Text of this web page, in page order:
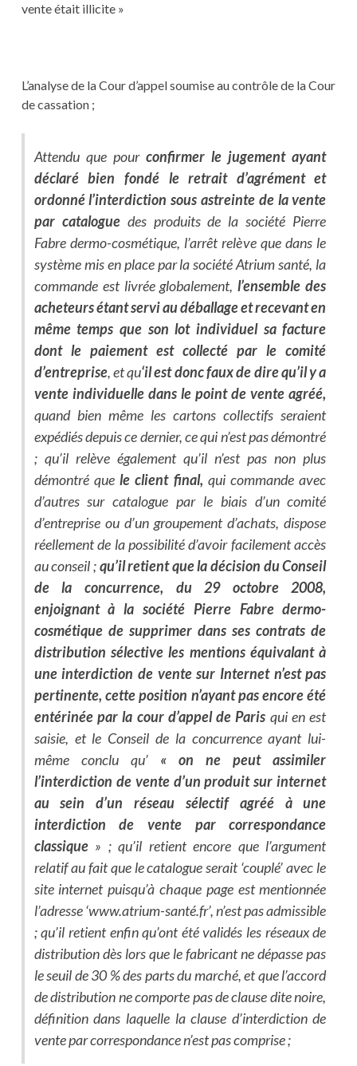
vente était illicite »
L’analyse de la Cour d’appel soumise au contrôle de la Cour
de cassation ;
Attendu que pour confirmer le jugement ayant
déclaré bien fondé le retrait d’agrément et
ordonné l’interdiction sous astreinte de la vente
par catalogue des produits de la société Pierre
Fabre dermo-cosmétique, l’arrêt relève que dans le
système mis en place par la société Atrium santé, la
commande est livrée globalement,l’ensemble des
acheteurs étant servi au déballage et recevant en
même temps que son lot individuel sa facture
dont le paiement est collecté par le comité
d’entreprise, et qu‘il est donc faux de dire qu’il y a
vente individuelle dans le point de vente agréé,
quand bien même les cartons collectifs seraient
expédiés depuis ce dernier, ce qui n’est pas démontré
; qu’il relève également qu’il n’est pas non plus
démontré quele client final, qui commande avec
d’autres sur catalogue par le biais d’un comité
d’entreprise ou d’un groupement d’achats, dispose
réellement de la possibilité d’avoir facilement accès
au conseil ;qu’il retient que la décision du Conseil
de la concurrence, du 29 octobre 2008,
enjoignant à la société Pierre Fabre dermo-
cosmétique de supprimer dans ses contrats de
distribution sélective les mentions équivalant à
une interdiction de vente sur Internet n’est pas
pertinente, cette position n’ayant pas encore été
entérinée par la cour d’appel de Paris qui en est
saisie, et le Conseil de la concurrence ayant lui-
même conclu qu’ « on ne peut assimiler
l’interdiction de vente d’un produit sur internet
au sein d’un réseau sélectif agréé à une
interdiction de vente par correspondance
classique» ; qu’il retient encore que l’argument
relatif au fait que le catalogue serait ‘couplé’ avec le
site internet puisqu’à chaque page est mentionnée
l’adresse ‘www.atrium-santé.fr’, n’est pas admissible
; qu’il retient enfin qu’ont été validés les réseaux de
distribution dès lors que le fabricant ne dépasse pas
le seuil de 30 % des parts du marché, et que l’accord
de distribution ne comporte pas de clause dite noire,
définition dans laquelle la clause d’interdiction de
vente par correspondance n’est pas comprise;